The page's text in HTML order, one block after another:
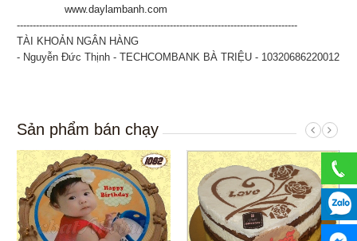
www.daylambanh.com
----------------------------------------------------------------------------------------
TÀI KHOẢN NGÂN HÀNG
- Nguyễn Đức Thịnh - TECHCOMBANK BÀ TRIỆU - 10320686220012
Sản phẩm bán chạy